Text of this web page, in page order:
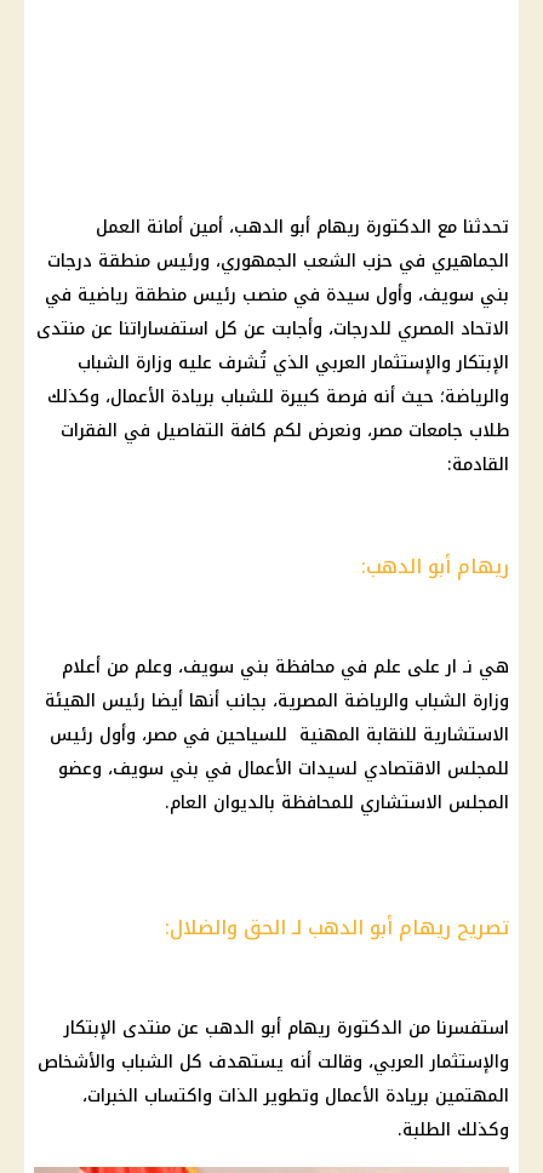
تحدثنا مع الدكتورة ريهام أبو الدهب، أمين أمانة العمل
الجماهيري في حزب الشعب الجمهوري، ورئيس منطقة درجات
بني سويف، وأول سيدة في منصب رئيس منطقة رياضية في
الاتحاد المصري للدرجات، وأجابت عن كل استفساراتنا عن منتدى
الإبتكار والإستثمار العربي الذي تُشرف عليه وزارة الشباب
والرياضة؛ حيث أنه فرصة كبيرة للشباب بريادة الأعمال، وكذلك
طلاب جامعات مصر، ونعرض لكم كافة التفاصيل في الفقرات
القادمة:
ريهام أبو الدهب:
هي نـ ار على علم في محافظة بني سويف، وعلم من أعلام
وزارة الشباب والرياضة المصرية، بجانب أنها أيضا رئيس الهيئة
الاستشارية للنقابة المهنية للسياحين في مصر، وأول رئيس
للمجلس الاقتصادي لسيدات الأعمال في بني سويف، وعضو
المجلس الاستشاري للمحافظة بالديوان العام.
تصريح ريهام أبو الدهب لـ الحق والضلال:
استفسرنا من الدكتورة ريهام أبو الدهب عن منتدى الإبتكار
والإستثمار العربي، وقالت أنه يستهدف كل الشباب والأشخاص
المهتمين بريادة الأعمال وتطوير الذات واكتساب الخبرات،
وكذلك الطلبة.